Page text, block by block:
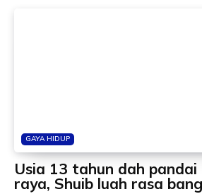
GAYA HIDUP
Usia 13 tahun dah
raya, Shuib luah rasa